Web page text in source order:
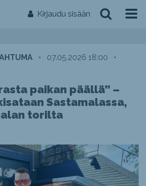
Kirjaudu sisään
• 07.05.2026 18:00
•
paikan päällä” –
Sastamalassa,
torilta